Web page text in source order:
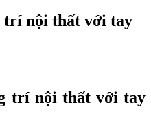
trí nội thất với tay
trí nội thất với tay